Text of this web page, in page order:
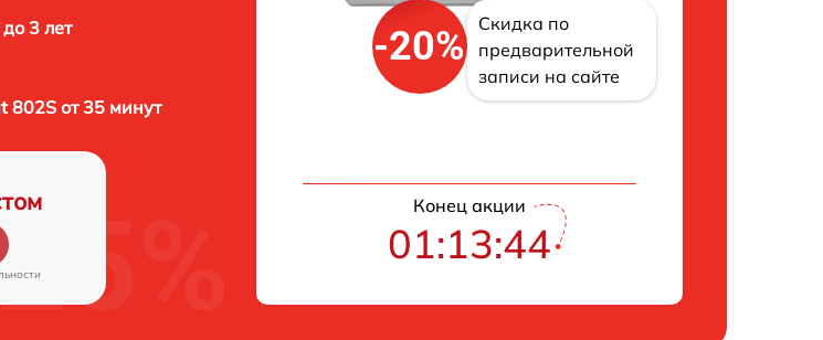
3 лет
802S от 35 минут
-20%
Скидка по
предварительной
записи на сайте
Конец акции
01:13:43